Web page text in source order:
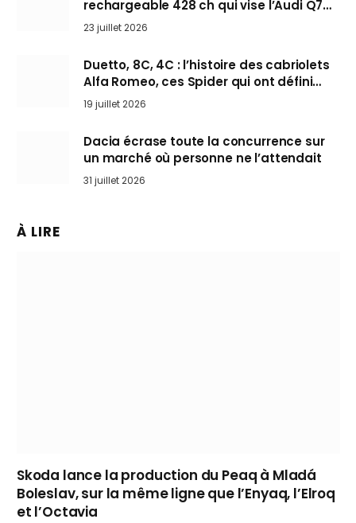
rechargeable 428 ch qui vise l’Audi Q7
arrive en Europe cet automne
23 juillet 2026
Duetto, 8C, 4C : l’histoire des cabriolets
Alfa Romeo, ces Spider qui ont défini
l’art de rouler cheveux au vent
19 juillet 2026
Dacia écrase toute la concurrence sur
un marché où personne ne l’attendait
31 juillet 2026
À LIRE
Skoda lance la production du Peaq à Mladá
Boleslav, sur la même ligne que l’Enyaq, l’Elroq
et l’Octavia